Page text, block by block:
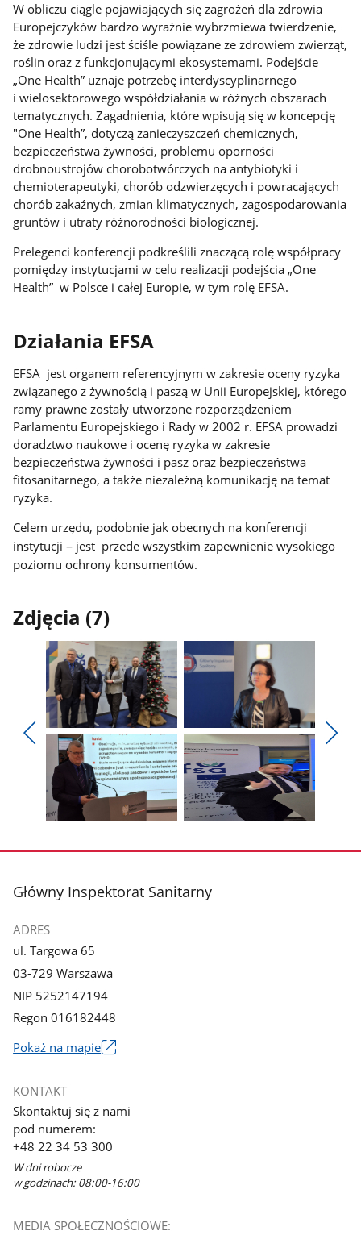
W obliczu ciągle pojawiających się zagrożeń dla zdrowia
Europejczyków bardzo wyraźnie wybrzmiewa twierdzenie,
że zdrowie ludzi jest ściśle powiązane ze zdrowiem zwierząt,
roślin oraz z funkcjonującymi ekosystemami. Podejście
„One Health” uznaje potrzebę interdyscyplinarnego
i wielosektorowego współdziałania w różnych obszarach
tematycznych. Zagadnienia, które wpisują się w koncepcję
"One Health”, dotyczą zanieczyszczeń chemicznych,
bezpieczeństwa żywności, problemu oporności
drobnoustrojów chorobotwórczych na antybiotyki i
chemioterapeutyki, chorób odzwierzęcych i powracających
chorób zakaźnych, zmian klimatycznych, zagospodarowania
gruntów i utraty różnorodności biologicznej.
Prelegenci konferencji podkreślili znaczącą rolę współpracy
pomiędzy instytucjami w celu realizacji podejścia „One
Health” w Polsce i całej Europie, w tym rolę EFSA.
Działania EFSA
EFSA jest organem referencyjnym w zakresie oceny ryzyka
związanego z żywnością i paszą w Unii Europejskiej, którego
ramy prawne zostały utworzone rozporządzeniem
Parlamentu Europejskiego i Rady w 2002 r. EFSA prowadzi
doradztwo naukowe i ocenę ryzyka w zakresie
bezpieczeństwa żywności i pasz oraz bezpieczeństwa
fitosanitarnego, a także niezależną komunikację na temat
ryzyka.
Celem urzędu, podobnie jak obecnych na konferencji
instytucji– jest przede wszystkim zapewnienie wysokiego
poziomu ochrony konsumentów.
Zdjęcia (7)
Pokaż
poprzednie
zdjęcia
Pokaż
zdjęcie
1
z
galerii.
Pokaż
zdjęcie
2
galerii.
zdjęcie
galerii.
zdjęcie
galerii.
stopka
Główny Inspektorat Sanitarny
ADRES
ul. Targowa 65
03-729 Warszawa
NIP 5252147194
Regon 016182448
Pokaż na mapie
się
w
nowym
oknie
KONTAKT
Skontaktuj się z nami
pod numerem:
+48 22 34 53 300
W dni robocze
w godzinach: 08:00-16:00
MEDIA SPOŁECZNOŚCIOWE: